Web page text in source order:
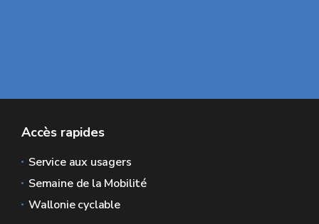
Accès rapides
Service aux usagers
Semaine de la Mobilité
Wallonie cyclable